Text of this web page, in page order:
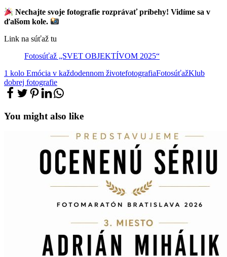
Nechajte svoje fotografie rozprávať príbehy! Vidíme sa v
ďalšom kole.
Link na súťaž tu
Fotosúťaž „SVET OBJEKTÍVOM 2025“
1 kolo Emócia v každodennom životefotografiaFotosúťažKlub
dobrej fotografie
You might also like